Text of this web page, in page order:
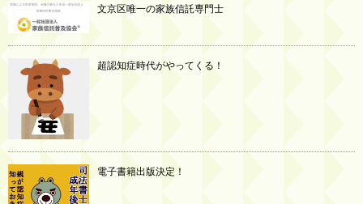
文京区唯一の家族信託専門士
超認知症時代がやってくる！
電子書籍出版決定！